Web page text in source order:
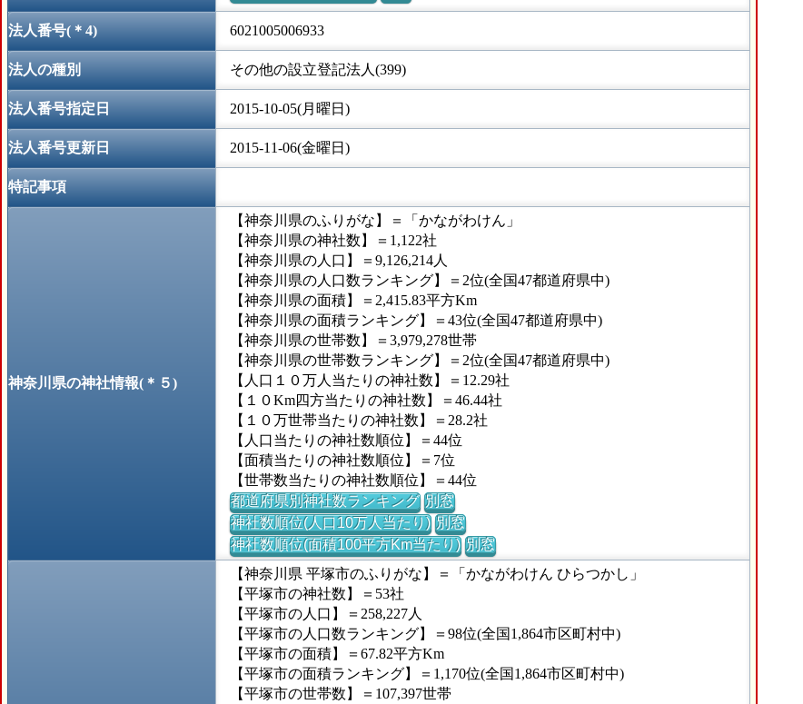
法人番号(＊4) 6021005006933
法人の種別 その他の設立登記法人(399)
法人番号指定日 2015-10-05(月曜日)
法人番号更新日 2015-11-06(金曜日)
特記事項
神奈川県の神社情報(＊５)
【神奈川県のふりがな】＝「かながわけん」
【神奈川県の神社数】＝1,122社
【神奈川県の人口】＝9,126,214人
【神奈川県の人口数ランキング】＝2位(全国47都道府県中)
【神奈川県の面積】＝2,415.83平方Km
【神奈川県の面積ランキング】＝43位(全国47都道府県中)
【神奈川県の世帯数】＝3,979,278世帯
【神奈川県の世帯数ランキング】＝2位(全国47都道府県中)
【人口１０万人当たりの神社数】＝12.29社
【１０Km四方当たりの神社数】＝46.44社
【１０万世帯当たりの神社数】＝28.2社
【人口当たりの神社数順位】＝44位
【面積当たりの神社数順位】＝7位
【世帯数当たりの神社数順位】＝44位
都道府県別神社数ランキング 別窓
神社数順位(人口10万人当たり) 別窓
神社数順位(面積100平方Km当たり) 別窓
【神奈川県 平塚市のふりがな】＝「かながわけん ひらつかし」
【平塚市の神社数】＝53社
【平塚市の人口】＝258,227人
【平塚市の人口数ランキング】＝98位(全国1,864市区町村中)
【平塚市の面積】＝67.82平方Km
【平塚市の面積ランキング】＝1,170位(全国1,864市区町村中)
【平塚市の世帯数】＝107,397世帯